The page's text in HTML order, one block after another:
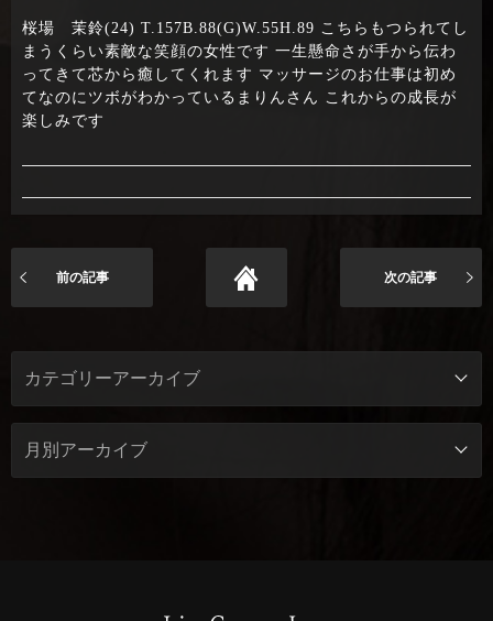
桜場 茉鈴(24) T.157B.88(G)W.55H.89 こちらもつられてし
まうくらい素敵な笑顔の女性です 一生懸命さが手から伝わ
ってきて芯から癒してくれます マッサージのお仕事は初め
てなのにツボがわかっているまりんさん これからの成長が
楽しみです
前の記事 次の記事